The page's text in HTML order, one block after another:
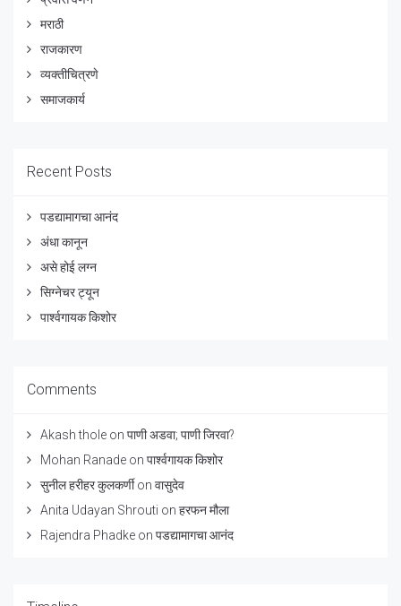
मराठी
राजकारण
व्यक्तीचित्रणे
समाजकार्य
Recent Posts
पडद्यामागचा आनंद
अंधा कानून
असे होई लग्न
सिग्नेचर ट्यून
पार्श्वगायक किशोर
Comments
Akash thole on पाणी अडवा; पाणी जिरवा?
Mohan Ranade on पार्श्वगायक किशोर
सुनील हरीहर कुलकर्णीon वासुदेव
Anita Udayan Shrouti on हरफन मौला
Rajendra Phadke on पडद्यामागचा आनंद